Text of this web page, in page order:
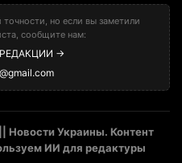
но если вы заметили
сообщите нам:
→
Новости Украины. Контент
ИИ для редактуры